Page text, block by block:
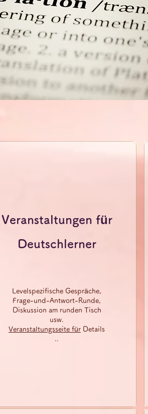
Veranstaltungen für
Deutschlerner
Levelspezifische Gespräche,
Frage-und-Antwort-Runde,
Diskussion am runden Tisch
usw.​
Veranstaltungsseite für Details​
..